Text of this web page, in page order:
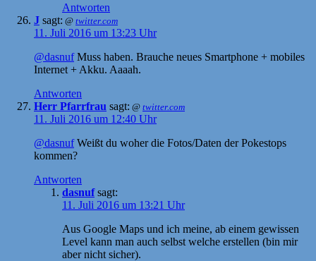
Antworten
J sagt: @ twitter.com
11. Juli 2016 um 13:23 Uhr
@dasnufMuss haben. Brauche neues Smartphone + mobiles
Internet + Akku. Aaaah.
Antworten
Herr Pfarrfrau sagt: @ twitter.com
11. Juli 2016 um 12:40 Uhr
@dasnufWeißt du woher die Fotos/Daten der Pokestops
kommen?
Antworten
dasnuf sagt:
11. Juli 2016 um 13:21 Uhr
Aus Google Maps und ich meine, ab einem gewissen
Level kann man auch selbst welche erstellen (bin mir
aber nicht sicher).